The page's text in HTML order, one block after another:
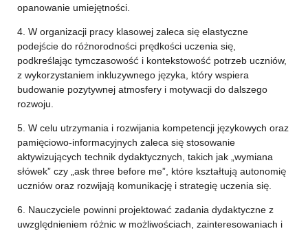
opanowanie umiejętności.
4. W organizacji pracy klasowej zaleca się elastyczne
podejście do różnorodności prędkości uczenia się,
podkreślając tymczasowość i kontekstowość potrzeb uczniów,
z wykorzystaniem inkluzywnego języka, który wspiera
budowanie pozytywnej atmosfery i motywacji do dalszego
rozwoju.
5. W celu utrzymania i rozwijania kompetencji językowych oraz
pamięciowo-informacyjnych zaleca się stosowanie
aktywizujących technik dydaktycznych, takich jak „wymiana
słówek” czy „ask three before me”, które kształtują autonomię
uczniów oraz rozwijają komunikację i strategię uczenia się.
6. Nauczyciele powinni projektować zadania dydaktyczne z
uwzględnieniem różnic w możliwościach, zainteresowaniach i